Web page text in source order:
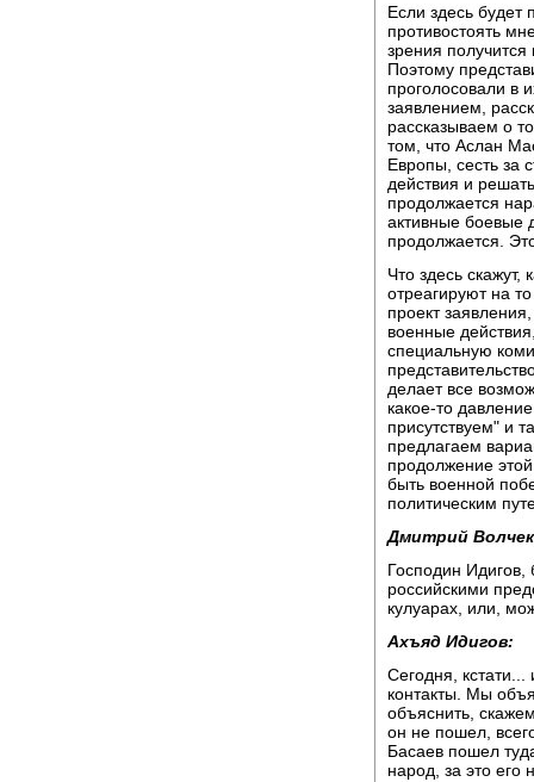
Если здесь будет
противостоять
зрения
Поэтому
проголосовали в
заявлением,
рассказываем о
том, что Аслан
Европы, сесть за
действия и
продолжается
активные боевые
продолжается.
Что здесь
отреагируют на
проект
военные
специальную
делает все
какое-то
присутствуем" и
предлагаем
продолжение
быть военной
политическим
Дмитрий
Господин Идигов,
российскими
кулуарах, или,
Ахъяд Идигов:
Сегодня,
контакты. Мы
объяснить,
он не пошел,
Басаев пошел
народ, за это его